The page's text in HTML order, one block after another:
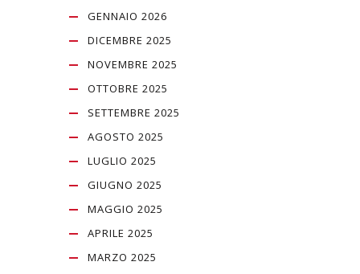
GENNAIO 2026
DICEMBRE 2025
NOVEMBRE 2025
OTTOBRE 2025
SETTEMBRE 2025
AGOSTO 2025
LUGLIO 2025
GIUGNO 2025
MAGGIO 2025
APRILE 2025
MARZO 2025